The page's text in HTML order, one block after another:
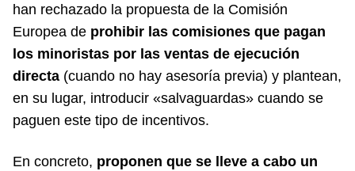
han rechazado la propuesta de la Comisión
Europea de prohibir las comisiones que pagan
los minoristas por las ventas de ejecución
directa (cuando no hay asesoría previa) y plantean,
en su lugar, introducir «salvaguardas» cuando se
paguen este tipo de incentivos.
En concreto, proponen que se lleve a cabo un